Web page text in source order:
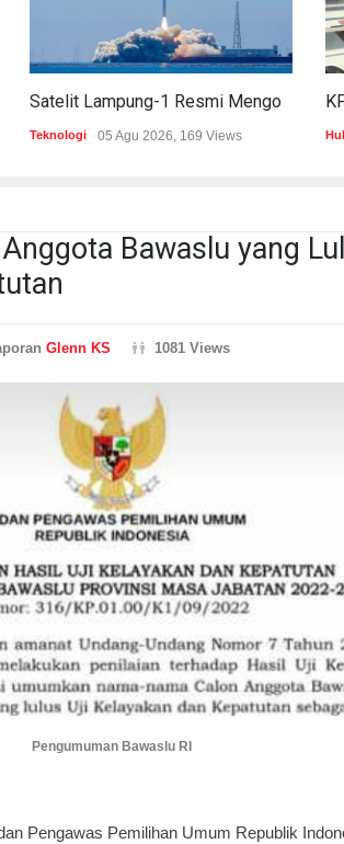
Teknologi 05 Agu 2026, 169 Views
Bawaslu yang
Glenn KS 1081 Views
Pengumuman Bawaslu RI
Pengawas Pemilihan Umum Republik